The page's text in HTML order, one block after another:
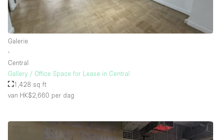
Toegankelijk voor mensen met handicap
Verlichting
Verwarming
Water Access
Galerie
∙
Central
Gallery / Office Space for Lease in Central
1,428 sq ft
van HK$2,660 per dag